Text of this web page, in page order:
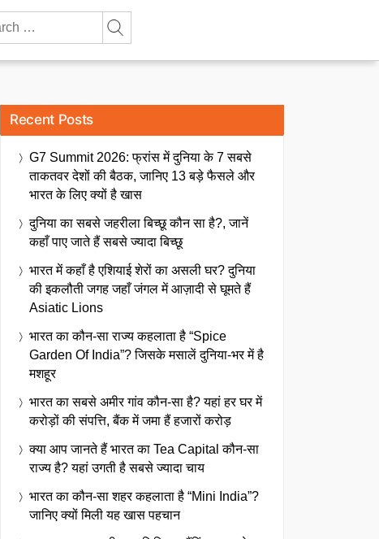
Recent Posts
G7 Summit 2026: फ्रांस में दुनिया के 7 सबसे
ताकतवर देशों की बैठक, जानिए 13 बड़े फैसले और
भारत के लिए क्यों है खास
दुनिया का सबसे जहरीला बिच्छू कौन सा है?, जानें
कहाँ पाए जाते हैं सबसे ज्यादा बिच्छू
भारत में कहाँ है एशियाई शेरों का असली घर? दुनिया
की इकलौती जगह जहाँ जंगल में आज़ादी से घूमते हैं
Asiatic Lions
भारत का कौन-सा राज्य कहलाता है “Spice
Garden Of India”? जिसके मसालें दुनिया-भर में है
मशहूर
भारत का सबसे अमीर गांव कौन-सा है? यहां हर घर में
करोड़ों की संपत्ति, बैंक में जमा हैं हजारों करोड़
क्या आप जानते हैं भारत का Tea Capital कौन-सा
राज्य है? यहां उगती है सबसे ज्यादा चाय
भारत का कौन-सा शहर कहलाता है “Mini India”?
जानिए क्यों मिली यह खास पहचान